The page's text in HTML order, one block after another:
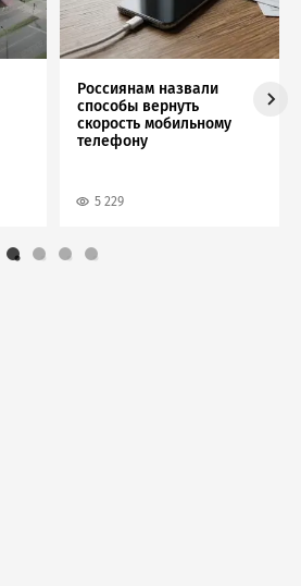
Россиянам назвали
способы вернуть
скорость мобильному
телефону
5 229